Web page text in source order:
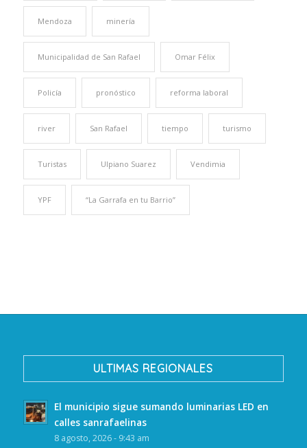
Mendoza minería
Municipalidad de San Rafael Omar Félix
Policía pronóstico reforma laboral
river San Rafael tiempo turismo
Turistas Ulpiano Suarez Vendimia
YPF “La Garrafa en tu Barrio”
ULTIMAS REGIONALES
El municipio sigue sumando luminarias LED en
calles sanrafaelinas
8 agosto, 2026 - 9:43 am